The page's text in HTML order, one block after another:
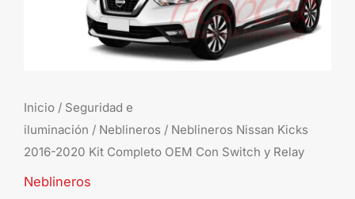
Inicio / Seguridad e
iluminación / Neblineros / Neblineros Nissan Kicks
2016-2020 Kit Completo OEM Con Switch y Relay
Neblineros